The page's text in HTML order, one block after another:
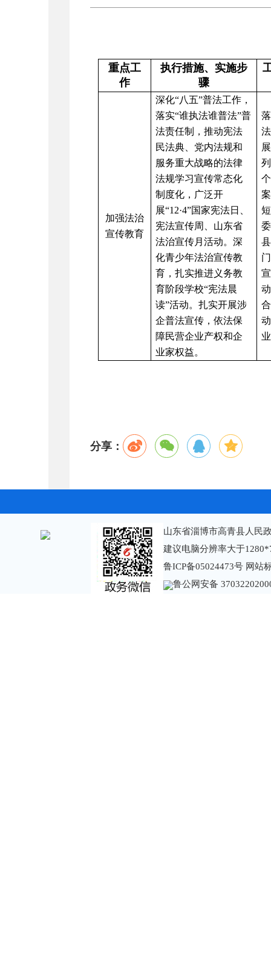
重点工
作
执行措施、实施步
骤
加强法治
宣传教育
深化“八五”普法工作，
落实“谁执法谁普法”普
法责任制，推动宪法
民法典、党内法规和
服务重大战略的法律
法规学习宣传常态化
制度化，广泛开
展“12·4”国家宪法日、
宪法宣传周、山东省
法治宣传月活动。深
化青少年法治宣传教
育，扎实推进义务教
育阶段学校“宪法晨
读”活动。扎实开展涉
企普法宣传，依法保
障民营企业产权和企
业家权益。
分享：
山东省淄博市高青县人民
建议电脑分辨率大于
鲁ICP备05024473号 网站
鲁公网安备